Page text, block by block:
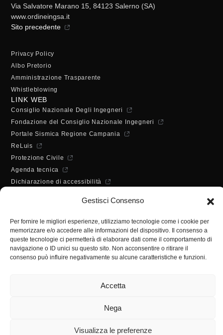
Gestisci Consenso
Per fornire le migliori esperienze, utilizziamo tecnologie come i cookie per
memorizzare e/o accedere alle informazioni del dispositivo. Il consenso a
queste tecnologie ci permetterà di elaborare dati come il comportamento di
navigazione o ID unici su questo sito. Non acconsentire o ritirare il
consenso può influire negativamente su alcune caratteristiche e funzioni.
Accetta
Nega
Visualizza le preferenze
Via Salvatore Marano 15, 84123 Salerno (SA)
www.ordineingsa.it
Sito precedente
Privacy Policy
Albo Pretorio
Amministrazione Trasparente
Whistleblowing
LINK WEB
Consiglio Nazionale Degli Ingegneri
Fondazione del Consiglio Nazionale Ingegneri
Portale Sismica Regione Campania
ReLuis
Protezione Civile
Agenda tecnica
Dichiarazione di accessibilità
Lunedì - Mercoledì - Venerdì:
Martedì - Giovedì:
10:00 - 12:00 / 14:30 - 16:30
SEGRETERIA